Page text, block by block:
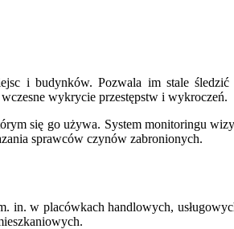
i budynków. Pozwala im stale
wykrycie przestępstw i wykroczeń.
się go używa. System monitoringu
sprawców czynów zabronionych.
in. w placówkach handlowych,